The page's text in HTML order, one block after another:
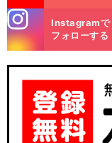
m
Instagramで
フォローする